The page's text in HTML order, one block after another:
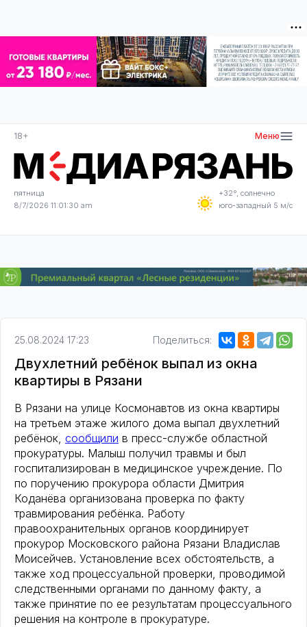
18+ Меню
пятница
8/7/2026 11:01:30 am
+32°, солнечно
юго-западный 5 м/с
25.08.2024 17:23 Поделиться:
Двухлетний ребёнок выпал из окна
квартиры в Рязани
В Рязани на улице Космонавтов из окна квартиры
на третьем этаже жилого дома выпал двухлетний
ребёнок, сообщили в пресс-службе областной
прокуратуры. Малыш получил травмы и был
госпитализирован в медицинское учреждение. По
по поручению прокурора области Дмитрия
Коданёва организована проверка по факту
травмирования ребёнка. Работу
правоохранительных органов координирует
прокурор Московского района Рязани Владислав
Моисейчев. Установление всех обстоятельств, а
также ход процессуальной проверки, проводимой
следственными органами по данному факту, а
также принятие по ее результатам процессуального
решения на контроле в прокуратуре.